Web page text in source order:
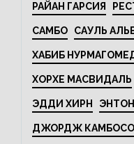
РАЙАН ГАРСИЯ
САМБО САУЛЬ
ХАБИБ
ХОРХЕ МАСВИДАЛЬ
ЭДДИ ХИРН
ДЖОРДЖ